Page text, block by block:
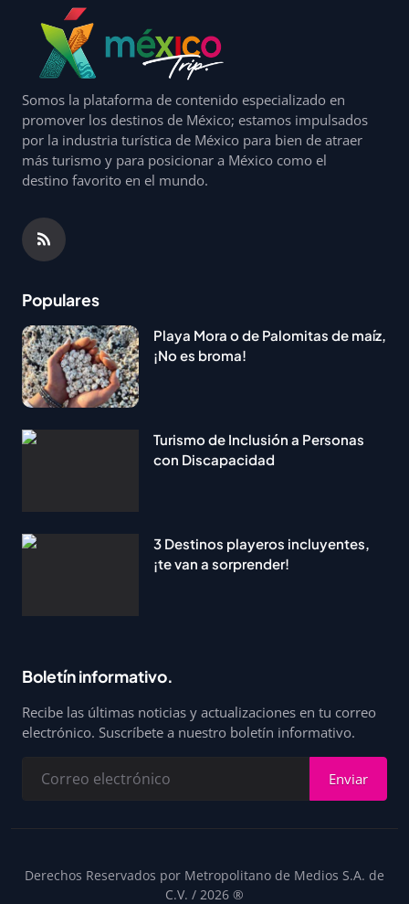
Somos la plataforma de contenido especializado en
promover los destinos de México; estamos impulsados
por la industria turística de México para bien de atraer
más turismo y para posicionar a México como el
destino favorito en el mundo.
Populares
Playa Mora o de Palomitas de maíz,
¡No es broma!
Turismo de Inclusión a Personas
con Discapacidad
3 Destinos playeros incluyentes,
¡te van a sorprender!
Boletín informativo.
Recibe las últimas noticias y actualizaciones en tu correo
electrónico. Suscríbete a nuestro boletín informativo.
Enviar
Derechos Reservados por Metropolitano de Medios S.A. de
C.V. / 2026 ®